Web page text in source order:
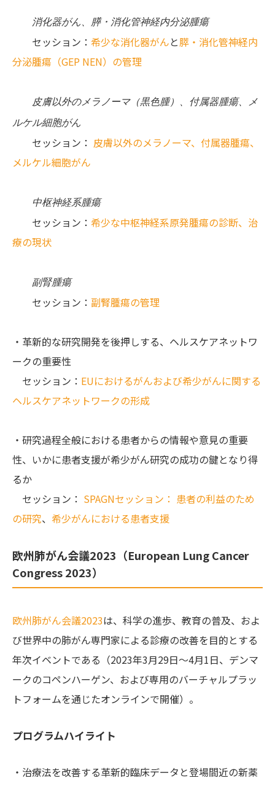
消化器がん、膵・消化管神経内分泌腫瘍
セッション： 希少な消化器がんと膵・消化管神経内
分泌腫瘍（GEP NEN）の管理
皮膚以外のメラノーマ（黒色腫）、付属器腫瘍、メ
ルケル細胞がん
セッション： 皮膚以外のメラノーマ、付属器腫瘍、
メルケル細胞がん
中枢神経系腫瘍
セッション： 希少な中枢神経系原発腫瘍の診断、治
療の現状
副腎腫瘍
セッション： 副腎腫瘍の管理
・革新的な研究開発を後押しする、ヘルスケアネットワ
ークの重要性
セッション： EUにおけるがんおよび希少がんに関する
ヘルスケアネットワークの形成
・研究過程全般における患者からの情報や意見の重要
性、いかに患者支援が希少がん研究の成功の鍵となり得
るか
セッション： SPAGNセッション： 患者の利益のため
の研究、 希少がんにおける患者支援
欧州肺がん会議2023（European Lung Cancer
Congress 2023）
欧州肺がん会議2023は、科学の進歩、教育の普及、およ
び世界中の肺がん専門家による診療の改善を目的とする
年次イベントである（2023年3月29日～4月1日、デンマ
ークのコペンハーゲン、および専用のバーチャルプラッ
トフォームを通じたオンラインで開催）。
プログラムハイライト
・治療法を改善する革新的臨床データと登場間近の新薬